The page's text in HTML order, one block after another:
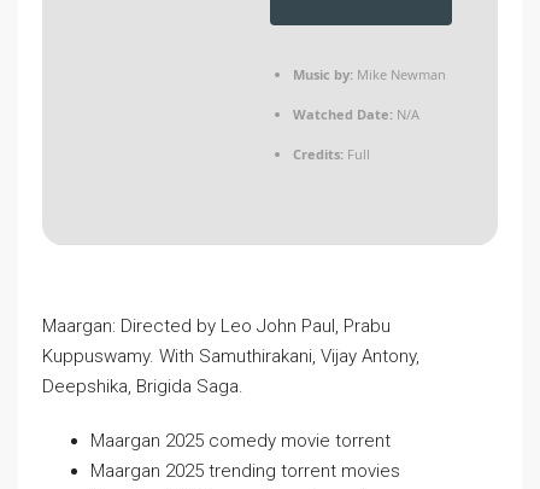
Music by: Mike Newman
Watched Date: N/A
Credits: Full
Maargan: Directed by Leo John Paul, Prabu
Kuppuswamy. With Samuthirakani, Vijay Antony,
Deepshika, Brigida Saga.
Maargan 2025 comedy movie torrent
Maargan 2025 trending torrent movies